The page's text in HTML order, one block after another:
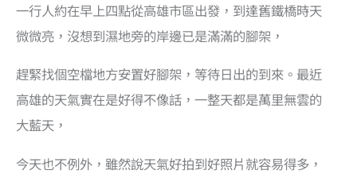
一行人約在早上四點從高雄市區出發，到達舊鐵橋時天
微微亮，沒想到濕地旁的岸邊已是滿滿的腳架，
趕緊找個空檔地方安置好腳架，等待日出的到來。最近
高雄的天氣實在是好得不像話，一整天都是萬里無雲的
大藍天，
今天也不例外，雖然說天氣好拍到好照片就容易得多，